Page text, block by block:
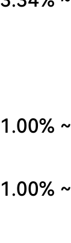
1.00% ~
1.00% ~